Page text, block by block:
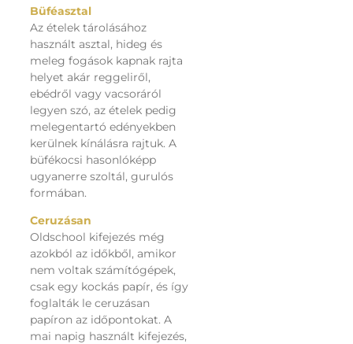
Büféasztal
Az ételek tárolásához
használt asztal, hideg és
meleg fogások kapnak rajta
helyet akár reggeliről,
ebédről vagy vacsoráról
legyen szó, az ételek pedig
melegentartó edényekben
kerülnek kínálásra rajtuk. A
büfékocsi hasonlóképp
ugyanerre szoltál, gurulós
formában.
Ceruzásan
Oldschool kifejezés még
azokból az időkből, amikor
nem voltak számítógépek,
csak egy kockás papír, és így
foglalták le ceruzásan
papíron az időpontokat. A
mai napig használt kifejezés,